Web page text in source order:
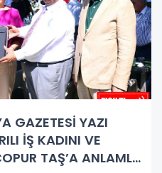
GAZETESİ YAZI
İŞ KADINI VE
TAŞ’A ANLAMLI